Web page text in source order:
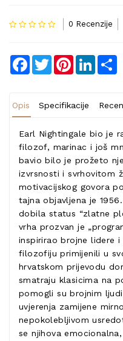
0 Recenzije
Facebook
TwitterPinterest
Opis Specifikacije
Earl Nightingale bio je
filozof, marinac i još
bavio bilo je prožeto
izvrsnosti i svrhovitom
motivacijskog govora
tajna objavljena je
dobila status “zlatne
vrha prozvan je
inspirirao brojne lidere
filozofiju primijenili u
hrvatskom prijevodu
smatraju klasicima na
pomogli su brojnim
uvjerenja zamijene
nepokolebljivom
se njihova